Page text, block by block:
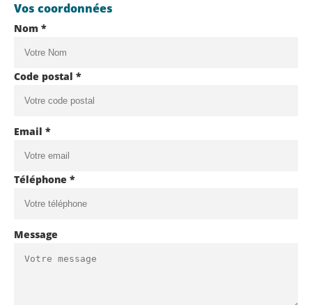
Vos coordonnées
Nom *
Code postal *
Email *
Téléphone *
Message